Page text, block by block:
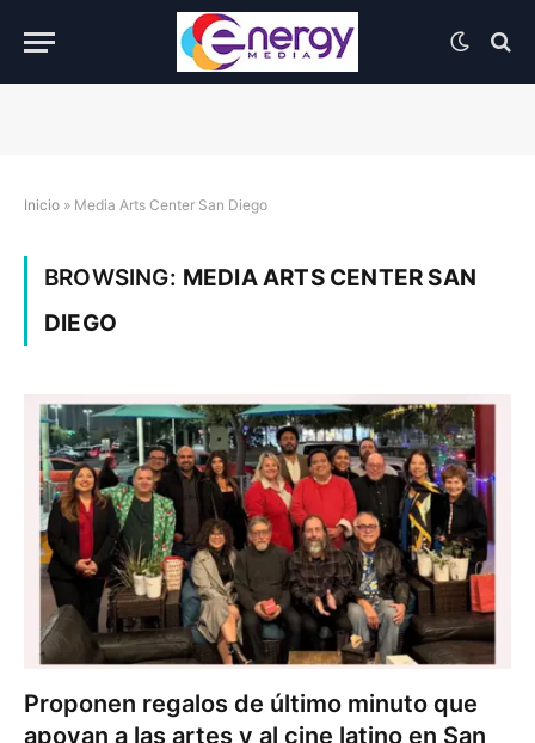
Inicio » Media Arts Center San Diego
BROWSING: MEDIA ARTS CENTER SAN
DIEGO
Proponen regalos de último minuto que
apoyan a las artes y al cine latino en San